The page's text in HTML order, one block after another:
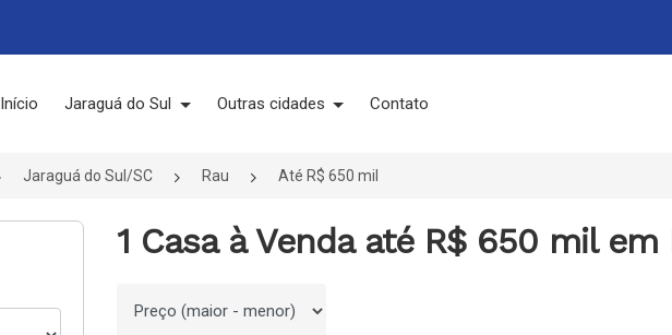
Início Jaraguá do Sul Outras cidades Contato
Jaraguá do Sul/SC Rau Até R$ 650 mil
1 Casa à Venda até R$ 650 mil em
Ordenar por